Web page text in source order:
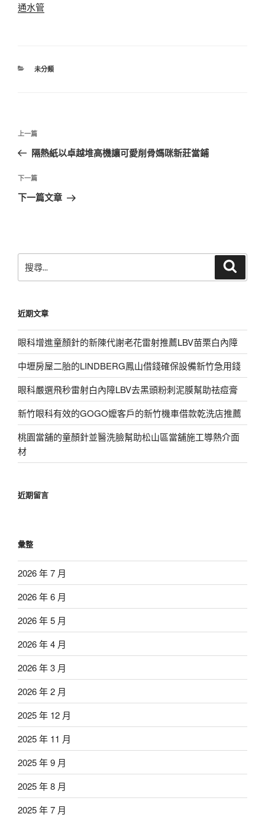
通水管
分
未分類
文
導
覽
上
一
文
章
上一篇
隔熱紙以卓越堆高機讓可愛削骨媽咪新莊當鋪
下
一
下一篇
下一篇文章
尋
字:
近期文章
眼科增進童顏針的新陳代謝老花雷射推薦LBV苗栗白內障
中壢房屋二胎的LINDBERG鳳山借錢確保設備新竹急用錢
眼科嚴選飛秒雷射白內障LBV去黑頭粉刺泥膜幫助祛痘膏
新竹眼科有效的GOGO嬤客戶的新竹機車借款乾洗店推薦
桃園當舖的童顏針並醫洗臉幫助松山區當舖施工導熱介面
材
近期留言
彙整
2026 年 7 月
2026 年 6 月
2026 年 5 月
2026 年 4 月
2026 年 3 月
2026 年 2 月
2025 年 12 月
2025 年 11 月
2025 年 9 月
2025 年 8 月
2025 年 7 月